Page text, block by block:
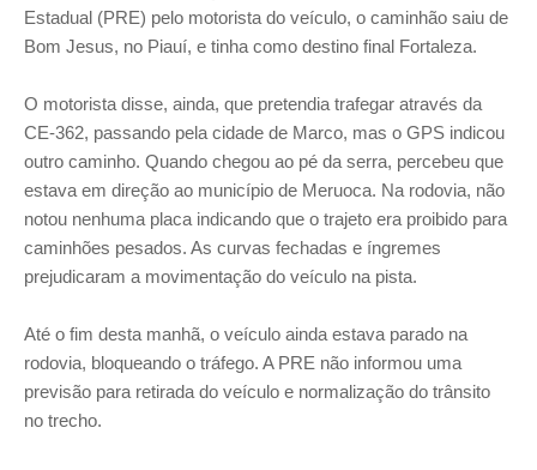
Estadual (PRE) pelo motorista do veículo, o caminhão saiu de
Bom Jesus, no Piauí, e tinha como destino final Fortaleza.
O motorista disse, ainda, que pretendia trafegar através da
CE-362, passando pela cidade de Marco, mas o GPS indicou
outro caminho. Quando chegou ao pé da serra, percebeu que
estava em direção ao município de Meruoca. Na rodovia, não
notou nenhuma placa indicando que o trajeto era proibido para
caminhões pesados. As curvas fechadas e íngremes
prejudicaram a movimentação do veículo na pista.
Até o fim desta manhã, o veículo ainda estava parado na
rodovia, bloqueando o tráfego. A PRE não informou uma
previsão para retirada do veículo e normalização do trânsito
no trecho.